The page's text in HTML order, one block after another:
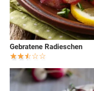
Gebratene Radieschen